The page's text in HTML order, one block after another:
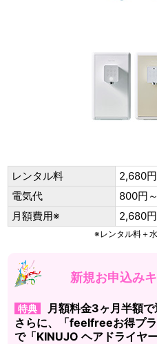
レンタル料
2,680円
電気代
800円～
月額費用※
2,680
※レンタル料＋
新規お申込み
特典
月額料金3ヶ月半額
さらに、「feelfreeお得プ
で「KINUJO ヘアドライヤ